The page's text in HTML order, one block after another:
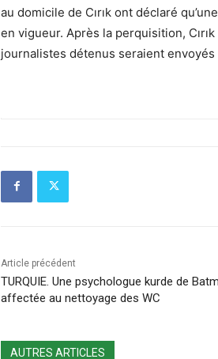
au domicile de Cırık ont ​​déclaré
en vigueur. Après la perquisition,
journalistes détenus seraient
Article précédent
TURQUIE. Une psychologue kurde de
affectée au nettoyage des WC
AUTRES ARTICLES